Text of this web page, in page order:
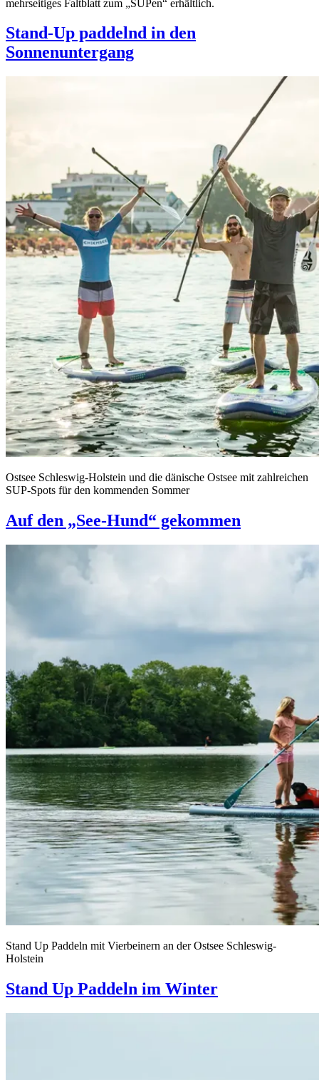
mehrseitiges Faltblatt zum „SUPen“ erhältlich.
Stand-Up paddelnd in den
Sonnenuntergang
Ostsee Schleswig-Holstein und die dänische Ostsee mit zahlreichen
SUP-Spots für den kommenden Sommer
Auf den „See-Hund“ gekommen
Stand Up Paddeln mit Vierbeinern an der Ostsee Schleswig-
Holstein
Stand Up Paddeln im Winter